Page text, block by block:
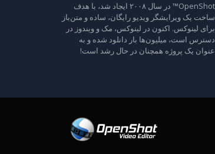
OpenShot™ در سال ۲۰۰۸ ایجاد شد، با هدف
ساخت یک ویرایشگر ویدیو رایگان، ساده و متن‌باز
برای لینوکس. اکنون در لینوکس، مک و ویندوز در
دسترس است، میلیون‌ها بار دانلود شده و به
عنوان یک پروژه همچنان در حال رشد است!